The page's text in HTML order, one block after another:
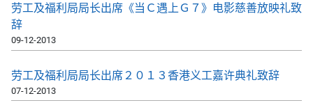
劳工及福利局局长出席《当Ｃ遇上Ｇ７》电影慈善放映礼致
辞
09-12-2013
劳工及福利局局长出席２０１３香港义工嘉许典礼致辞
07-12-2013